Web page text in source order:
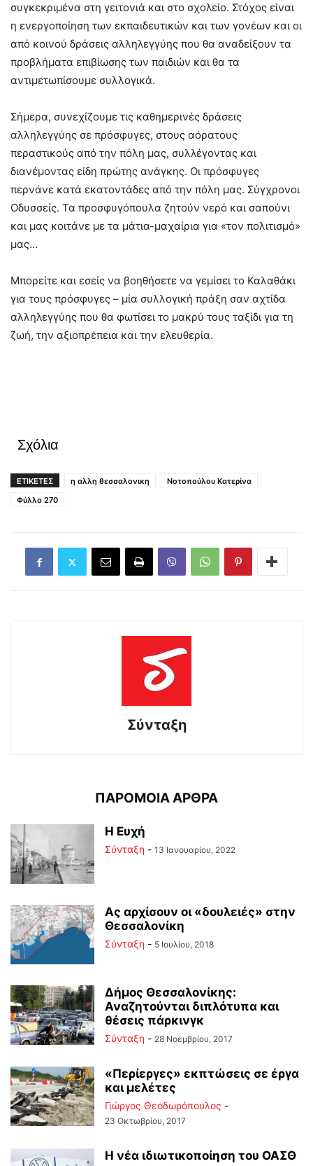
συγκεκριμένα στη γειτονιά και στο σχολείο. Στόχος είναι
η ενεργοποίηση των εκπαιδευτικών και των γονέων και οι
από κοινού δράσεις αλληλεγγύης που θα αναδείξουν τα
προβλήματα επιβίωσης των παιδιών και θα τα
αντιμετωπίσουμε συλλογικά.
Σήμερα, συνεχίζουμε τις καθημερινές δράσεις
αλληλεγγύης σε πρόσφυγες, στους αόρατους
περαστικούς από την πόλη μας, συλλέγοντας και
διανέμοντας είδη πρώτης ανάγκης. Οι πρόσφυγες
περνάνε κατά εκατοντάδες από την πόλη μας. Σύγχρονοι
Οδυσσείς. Τα προσφυγόπουλα ζητούν νερό και σαπούνι
και μας κοιτάνε με τα μάτια-μαχαίρια για «τον πολιτισμό»
μας…
Μπορείτε και εσείς να βοηθήσετε να γεμίσει το Καλαθάκι
για τους πρόσφυγες – μία συλλογική πράξη σαν αχτίδα
αλληλεγγύης που θα φωτίσει το μακρύ τους ταξίδι για τη
ζωή, την αξιοπρέπεια και την ελευθερία.
Σχόλια
ΕΤΙΚΕΤΕΣ η αλλη θεσσαλονικη
Νοτοπούλου Κατερίνα
Φύλλο 270
Σύνταξη
ΠΑΡΟΜΟΙΑ ΑΡΘΡΑ
Η Ευχή
Σύνταξη - 13 Ιανουαρίου, 2022
Ας αρχίσουν οι «δουλειές» στην
Θεσσαλονίκη
Σύνταξη - 5 Ιουλίου, 2018
Δήμος Θεσσαλονίκης:
Αναζητούνται διπλότυπα και
θέσεις πάρκινγκ
Σύνταξη - 28 Νοεμβρίου, 2017
«Περίεργες» εκπτώσεις σε έργα
και μελέτες
Γιώργος Θεοδωρόπουλος -
23 Οκτωβρίου, 2017
Η νέα ιδιωτικοποίηση του ΟΑΣΘ